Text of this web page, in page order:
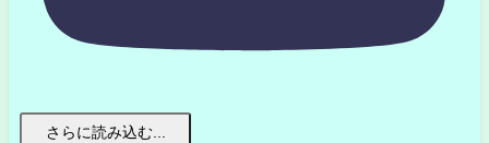
さらに読み込む...